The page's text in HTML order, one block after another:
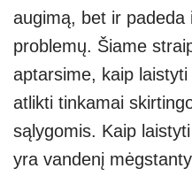
augimą, bet ir padeda
problemų. Šiame
aptarsime, kaip
atlikti tinkamai
sąlygomis. Kaip
yra vandenį